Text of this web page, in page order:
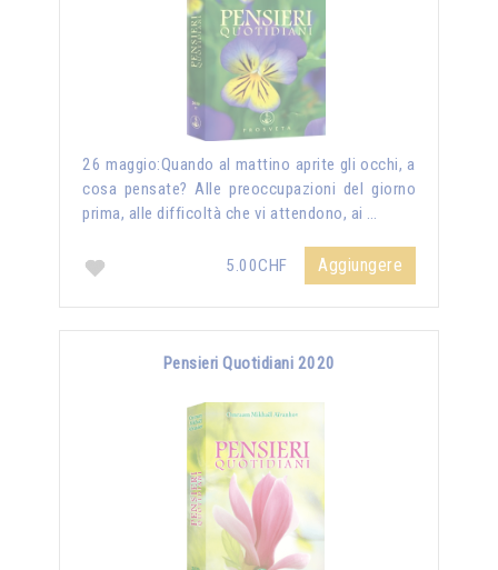
26 maggio:Quando al mattino aprite gli occhi, a
cosa pensate? Alle preoccupazioni del giorno
prima, alle difficoltà che vi attendono, ai …
5.00CHF Aggiungere
Pensieri Quotidiani 2020